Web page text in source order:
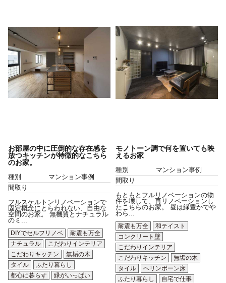
お部屋の中に圧倒的な存在感を
放つキッチンが特徴的なこちら
のお家。
種別
マンション事例
間取り
フルスケルトンリノベーションで
固定概念にとらわれない、自由な
空間のお家。 無機質とナチュラル
のミ...
DIYでセルフリノベ
耐震も万全
ナチュラル
こだわりインテリア
こだわりキッチン
無垢の木
タイル
ふたり暮らし
都心に暮らす
緑がいっぱい
モノトーン調で何を置いても映
えるお家
種別
マンション事例
間取り
もともとフルリノベーションの物
件を壊して、再リノベーションし
たこちらのお家。 昼は緑豊かでや
わら...
耐震も万全
和テイスト
コンクリート壁
こだわりインテリア
こだわりキッチン
無垢の木
タイル
ヘリンボーン床
ふたり暮らし
自宅で仕事